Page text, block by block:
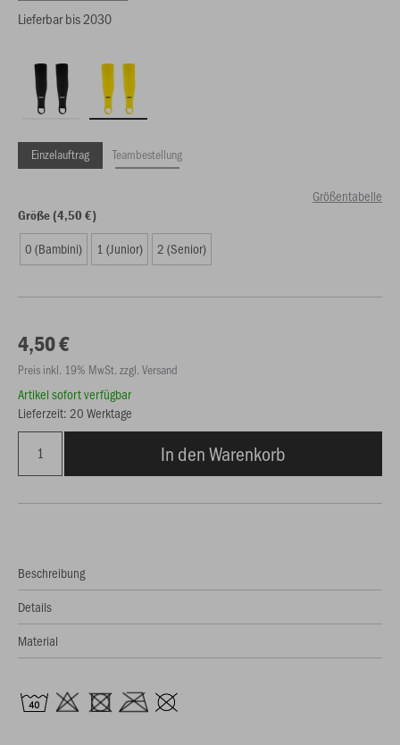
Lieferbar bis 2030
Einzelauftrag Teambestellung
Größentabelle
Größe (4,50 €)
0 (Bambini) 1 (Junior) 2 (Senior)
4,50 €
Preis inkl. 19% MwSt. zzgl. Versand
Artikel sofort verfügbar
Lieferzeit: 20 Werktage
In den Warenkorb
Beschreibung
Details
Material